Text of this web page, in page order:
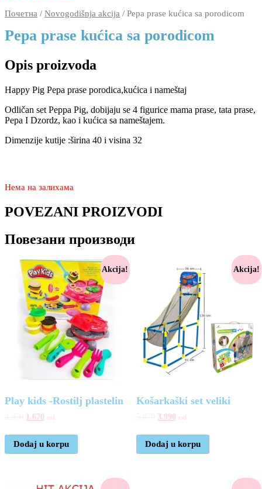
Почетна / Novogodišnja akcija / Pepa prase kućica sa porodicom
Pepa prase kućica sa porodicom
Opis proizvoda
Happy Pig Pepa prase porodica,kućica i nameštaj
Odličan set Peppa Pig, dobijaju se 4 figurice mama prase, tata prase,
Pepa I Dzordz, kao i kućica sa nameštajem.
Dimenzije kutije :širina 40 i visina 32
Нема на залихама
POVEZANI PROIZVODI
Повезани производи
Akcija!
Play kids -Rostilj plastelin
1.670 rsd
Dodaj u korpu
Akcija!
Košarkaški set veliki
3.990 rsd
Dodaj u korpu